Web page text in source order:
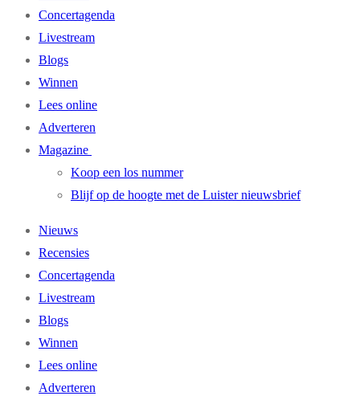
Concertagenda
Livestream
Blogs
Winnen
Lees online
Adverteren
Magazine
Koop een los nummer
Blijf op de hoogte met de Luister nieuwsbrief
Nieuws
Recensies
Concertagenda
Livestream
Blogs
Winnen
Lees online
Adverteren